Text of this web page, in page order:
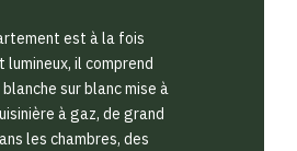
est à la fois
lumineux, il comprend
blanche sur blanc mise à
à gaz, de grand
les chambres, des